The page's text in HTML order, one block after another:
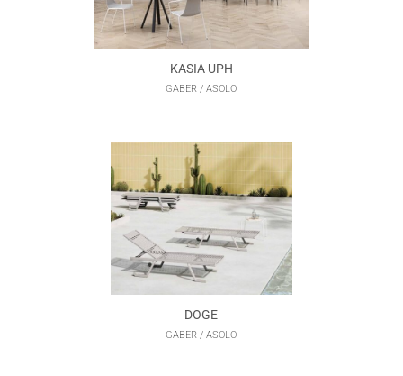
KASIA UPH
GABER / ASOLO
DOGE
GABER / ASOLO